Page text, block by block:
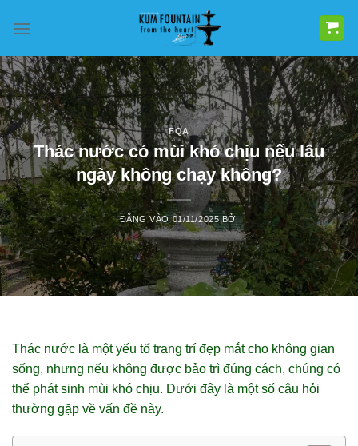
qua
dung
FQA
Thác nước có mùi khó chịu nếu lâu
ngày không chạy không?
ĐĂNG VÀO01/11/2025 BỞI
Thác nước là một yếu tố trang trí đẹp mắt cho không gian
sống, nhưng nếu không được bảo trì đúng cách, chúng có
thể phát sinh mùi khó chịu. Dưới đây là một số câu hỏi
thường gặp về vấn đề này.